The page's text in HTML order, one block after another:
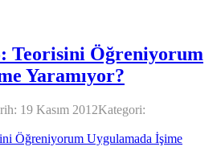
Teorisini Öğreniyorum
Yaramıyor?
19 Kasım 2012Kategori: